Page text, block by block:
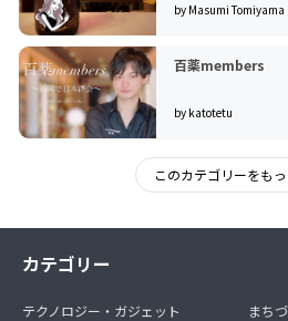
by Masumi Tomiyama
百薬members
by katotetu
このカテゴリーをも
カテゴリー
テクノロジー・ガジェット
まち